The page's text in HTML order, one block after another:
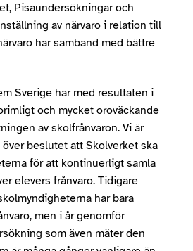
Pisaundersökningar och
av närvaro i relation till
har samband med bättre
Sverige har med resultaten i
och mycket oroväckande
av skolfrånvaron. Vi är
beslutet att Skolverket ska
för att kontinuerligt samla
elevers frånvaro. Tidigare
har bara
men i år genomför
som även mäter den